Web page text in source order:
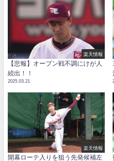
楽天情報
【悲報】オープン戦不調にけが人
続出！！
2025.03.21
楽天情報
開幕ローテ入りを狙う先発候補左